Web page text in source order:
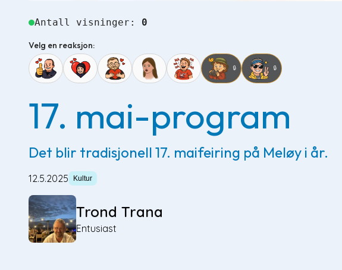
Antall visninger: 0
Velg en reaksjon:
🔒 🔒
17. mai-program
Det blir tradisjonell 17. maifeiring på Meløy i år.
12.5.2025 Kultur
Trond Trana
Entusiast